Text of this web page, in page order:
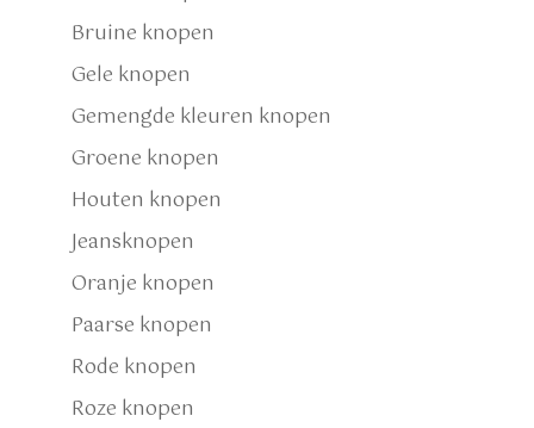
Bruine knopen
Gele knopen
Gemengde kleuren knopen
Groene knopen
Houten knopen
Jeansknopen
Oranje knopen
Paarse knopen
Rode knopen
Roze knopen